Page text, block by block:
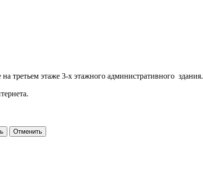
третьем этаже 3-х этажного административного здания.